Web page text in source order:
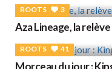
ROOTS 3
Aza Lineage, la
ROOTS 41
Morceau du jour :